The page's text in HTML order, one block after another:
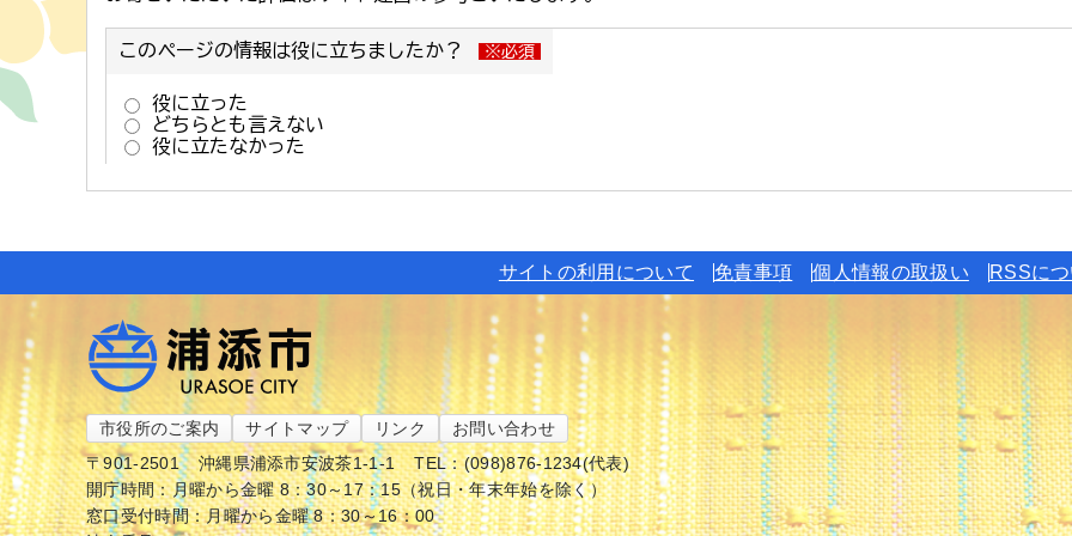
サイトの利用について 免責事項 個人情報の取扱い RSSに
市役所のご案内 サイトマップ リンク
お問い合わせ
〒901-2501
沖縄県浦添市安波茶1-1-1
TEL：(098)876-1234(代表)
開庁時間：月曜から金曜 8：30～17：15（祝日・年末年始を除く）
窓口受付時間：月曜から金曜 8：30～16：00